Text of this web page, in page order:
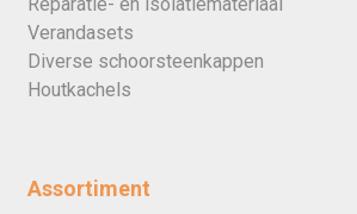
Reparatie- en isolatiemateriaal
Verandasets
Diverse schoorsteenkappen
Houtkachels
Assortiment